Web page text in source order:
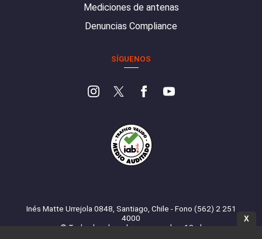
Mediciones de antenas
Denuncias Compliance
SÍGUENOS
Inés Matte Urrejola 0848, Santiago, Chile - Fono (562) 2 251
4000
© Todos los derechos reservados. 13.cl
X